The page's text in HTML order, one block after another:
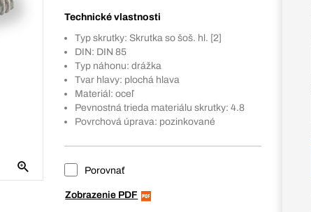
Technické vlastnosti
Typ skrutky: Skrutka so šoš. hl. [2]
DIN: DIN 85
Typ náhonu: drážka
Tvar hlavy: plochá hlava
Materiál: oceľ
Pevnostná trieda materiálu skrutky: 4.8
Povrchová úprava: pozinkované
Porovnať
Zobrazenie PDF